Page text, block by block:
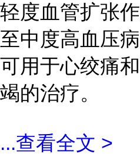
轻度血管扩张
至中度高血压
可用于心绞痛
竭的治疗。
...查看全文 >